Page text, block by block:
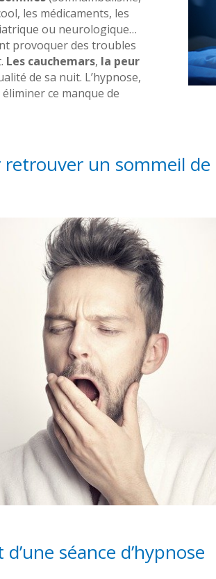
les médicaments, les
ou neurologique…
provoquer des troubles
Les cauchemars, la peur
de sa nuit. L’hypnose,
éliminer ce manque de
retrouver un sommeil
séance d’hypnose